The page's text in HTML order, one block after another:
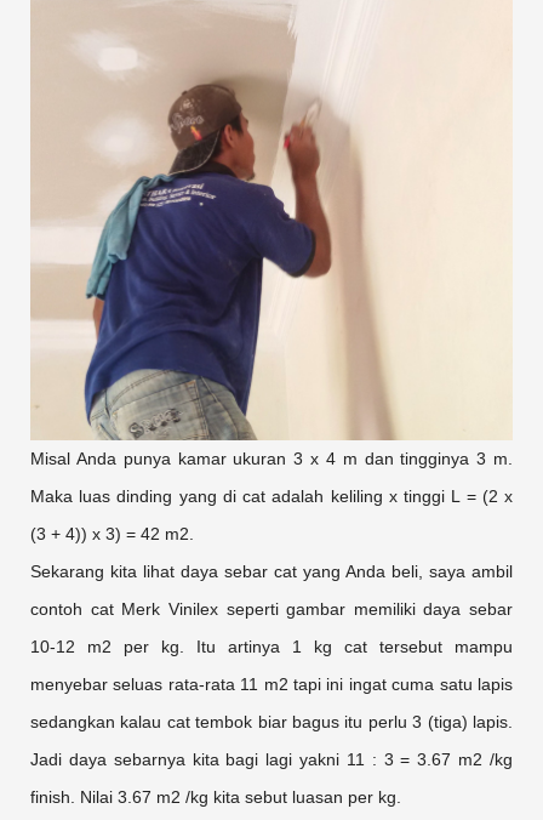
Misal Anda punya kamar ukuran 3 x 4 m dan tingginya 3 m.
Maka luas dinding yang di cat adalah keliling x tinggi L = (2 x
(3 + 4)) x 3) = 42 m2.
Sekarang kita lihat daya sebar cat yang Anda beli, saya ambil
contoh cat Merk Vinilex seperti gambar memiliki daya sebar
10-12 m2 per kg. Itu artinya 1 kg cat tersebut mampu
menyebar seluas rata-rata 11 m2 tapi ini ingat cuma satu lapis
sedangkan kalau cat tembok biar bagus itu perlu 3 (tiga) lapis.
Jadi daya sebarnya kita bagi lagi yakni 11 : 3 = 3.67 m2 /kg
finish. Nilai 3.67 m2 /kg kita sebut luasan per kg.